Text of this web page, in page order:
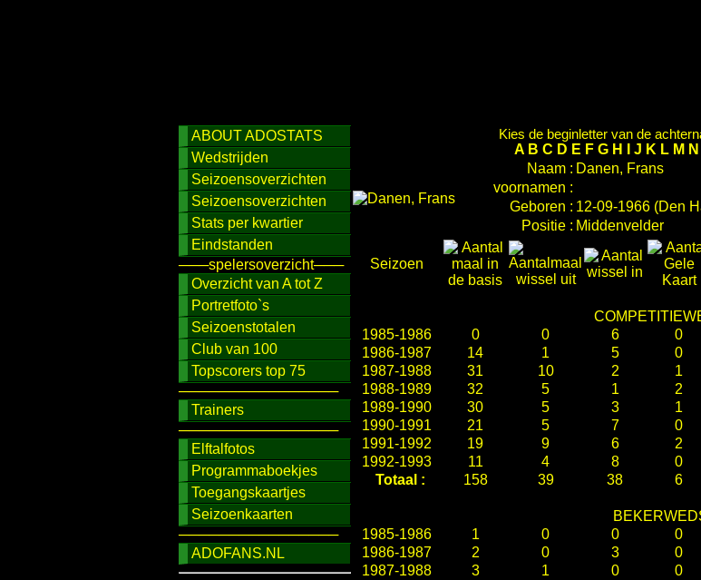
ABOUT ADOSTATS
Wedstrijden
Seizoensoverzichten
Seizoensoverzichten
Stats per kwartier
Eindstanden
───spelersoverzicht───
Overzicht van A tot Z
Portretfoto`s
Seizoenstotalen
Club van 100
Topscorers top 75
────────────────
Trainers
────────────────
Elftalfotos
Programmaboekjes
Toegangskaartjes
Seizoenkaarten
────────────────
ADOFANS.NL
Kies de beginletter van de
A B C D E F G H J K L M N
Naam : Danen, Frans
voornamen :
Geboren : 12-09-1966 (Den
Positie : Middenvelder
Seizoen
1985-1986
0 0 6 0
1986-1987
14 1 5 0
1987-1988
31 10 2 1
1988-1989
32 5 1 2
1989-1990
30 5 3 1
1990-1991
21 5 7 0
1991-1992
19 9 6 2
1992-1993
11 4 8 0
Totaal :
158 39 38 6
1985-1986
1 0 0 0
1986-1987
2 0 3 0
1987-1988
3 1 0 0